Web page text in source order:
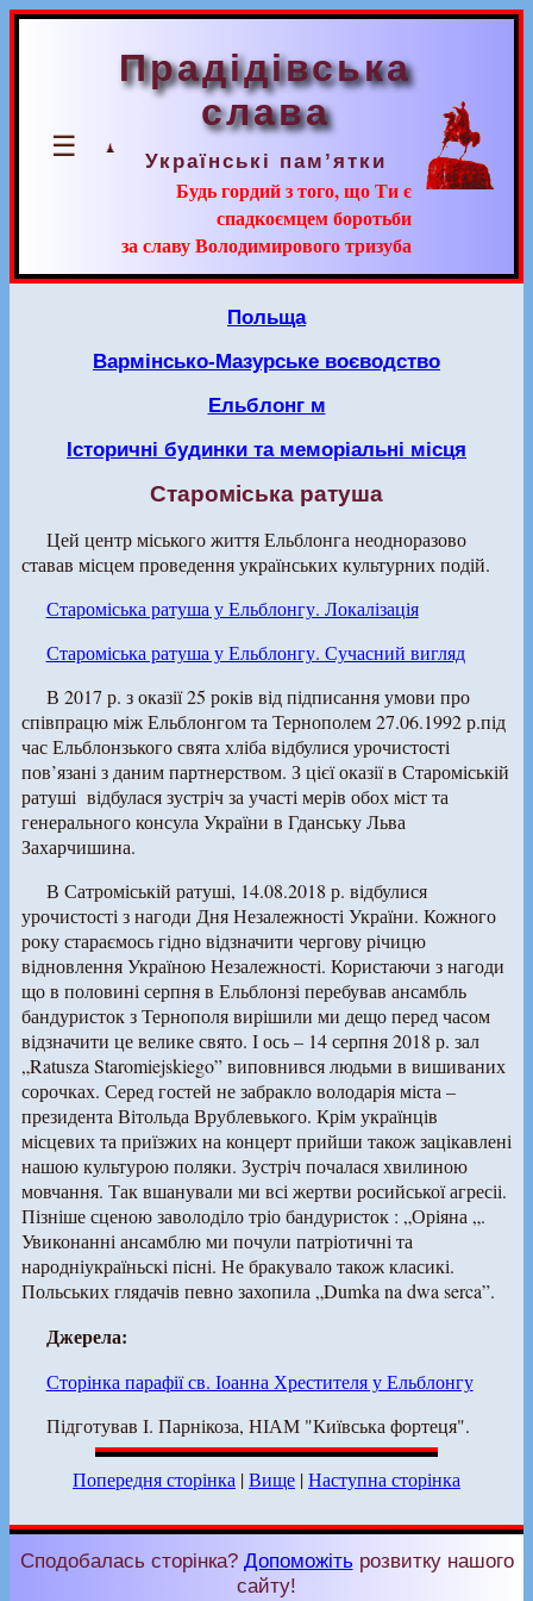
☰
Прадідівська
слава
Українські пам’ятки
Будь гордий з того, що Ти є
спадкоємцем боротьби
за славу Володимирового тризуба
Польща
Вармінсько-Мазурське воєводство
Ельблонг м
Історичні будинки та меморіальні місця
Староміська ратуша
Цей центр міського життя Ельблонга неодноразово
ставав місцем проведення українських культурних подій.
Староміська ратуша у Ельблонгу. Локалізація
Староміська ратуша у Ельблонгу. Сучасний вигляд
В 2017 р. з оказії 25 років від підписання умови про
співпрацю між Ельблонгом та Тернополем 27.06.1992 р.під
час Ельблонзького свята хліба відбулися урочистості
пов’язані з даним партнерством. З цієї оказії в Староміській
ратуші відбулася зустріч за участі мерів обох міст та
генерального консула України в Гданську Льва
Захарчишина.
В Сатроміській ратуші, 14.08.2018 р. відбулися
урочистості з нагоди Дня Незалежності України. Кожного
року стараємось гідно відзначити чергову річицю
відновлення Україною Незалежності. Користаючи з нагоди
що в половині серпня в Ельблонзі перебував ансамбль
бандуристок з Тернополя вирішили ми дещо перед часом
відзначити це велике свято. І ось – 14 серпня 2018 р. зал
„Ratusza Staromiejskiego” виповнився людьми в вишиваних
сорочках. Серед гостей не забракло володарія міста –
президента Вітольда Врублевького. Крім українців
місцевих та приїзжих на концерт прийши також зацікавлені
нашою культурою поляки. Зустріч почалася хвилиною
мовчання. Так вшанували ми всі жертви росийської агресіі.
Пізніше сценою заволоділо тріо бандуристок : „Оріяна „.
Увиконанні ансамблю ми почули патріотичні та
народніукраїньскі пісні. Не бракувало також класикі.
Польських глядачів певно захопила „Dumka na dwa serca”.
Джерела:
Сторінка парафії св. Іоанна Хрестителя у Ельблонгу
Підготував І. Парнікоза, НІАМ "Київська фортеця".
Попередня сторінка |Вище |Наступна сторінка
Сподобалась сторінка? Допоможіть розвитку нашого
сайту!